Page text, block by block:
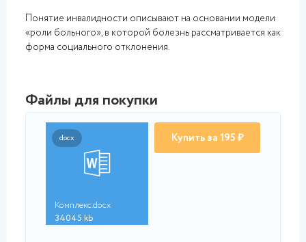
Понятие инвалидности описывают на основании модели
«роли больного», в которой болезнь рассматривается как
форма социального отклонения.
Файлы для покупки
docx
Комплекс.docx
34045.kb
Купить за 195 ₽